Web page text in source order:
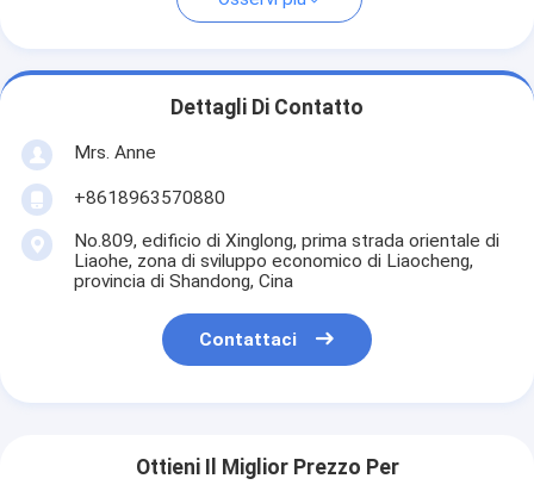
Dettagli Di Contatto
Mrs. Anne
+8618963570880
No.809, edificio di Xinglong, prima strada orientale di
Liaohe, zona di sviluppo economico di Liaocheng,
provincia di Shandong, Cina
Contattaci
Ottieni Il Miglior Prezzo Per